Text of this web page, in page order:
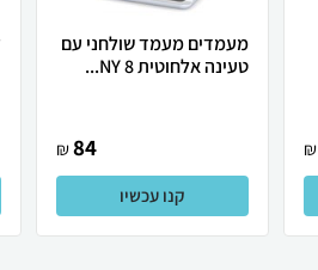
₪
מעמדים מעמד שולחני עם
טעינה אלחוטית NY 8...
84
₪
קנו עכשיו